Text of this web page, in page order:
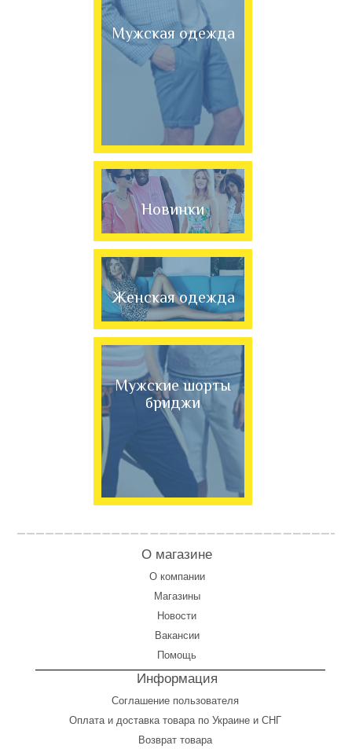
Мужская одежда
Новинки
Женская одежда
Мужские шорты
бриджи
О магазине
О компании
Магазины
Новости
Вакансии
Помощь
Информация
Соглашение пользователя
Оплатаи доставка товара по Украине и СНГ
Возврат товара